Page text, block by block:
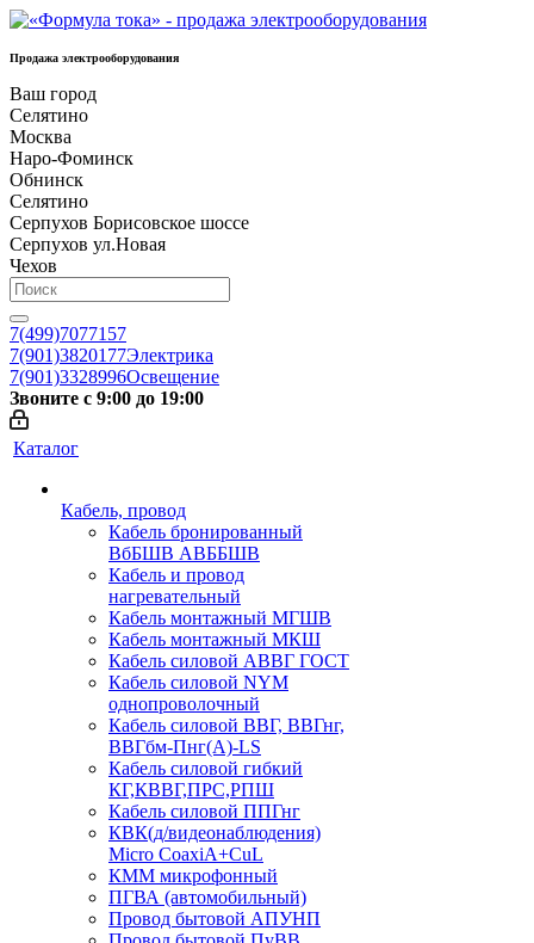
Продажа электрооборудования
Ваш город
Селятино
Москва
Наро-Фоминск
Обнинск
Селятино
Серпухов Борисовское шоссе
Серпухов ул.Новая
Чехов
7(499)7077157
7(901)3820177Электрика
7(901)3328996Освещение
Звоните с 9:00 до 19:00
Каталог
Кабель, провод
Кабель бронированный
ВбБШВ АВББШВ
Кабель и провод
нагревательный
Кабель монтажный МГШВ
Кабель монтажный МКШ
Кабель силовой АВВГ ГОСТ
Кабель силовой NYM
однопроволочный
Кабель силовой ВВГ, ВВГнг,
ВВГбм-Пнг(А)-LS
Кабель силовой гибкий
КГ,КВВГ,ПРС,РПШ
Кабель силовой ППГнг
КВК(д/видеонаблюдения)
Micro CoaxiA+CuL
КММ микрофонный
ПГВА (автомобильный)
Провод бытовой АПУНП